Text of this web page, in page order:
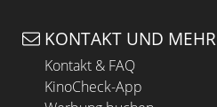
KONTAKT UND MEHR
Kontakt & FAQ
KinoCheck-App